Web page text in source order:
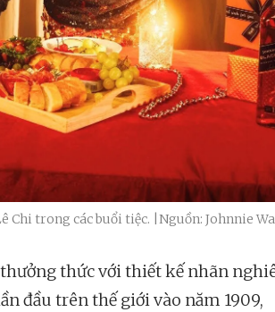
Chi trong các buổi tiệc. |Nguồn: Johnnie
thức với thiết kế nhãn
đầu trên thế giới vào năm 1909,